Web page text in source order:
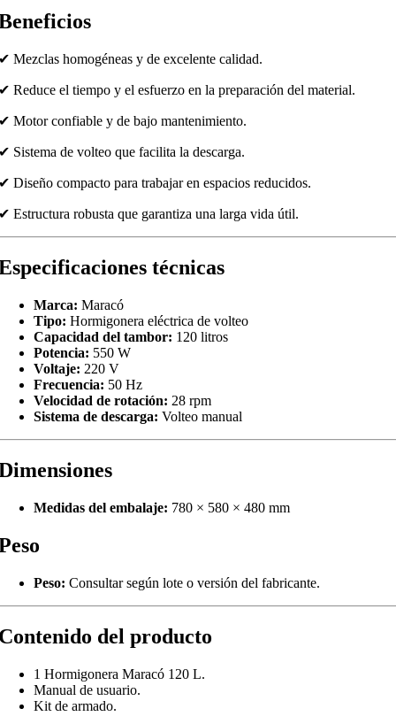
Mezclas homogéneas y de excelente calidad.
Reduce el tiempo y el esfuerzo en la preparación del material.
Motor confiable y de bajo mantenimiento.
Sistema de volteo que facilita la descarga.
Diseño compacto para trabajar en espacios reducidos.
Estructura robusta que garantiza una larga vida útil.
técnicas
Marca: Maracó
Tipo: Hormigonera eléctrica de volteo
Capacidad del tambor: 120 litros
Potencia: 550 W
Voltaje: 220 V
Frecuencia: 50 Hz
Velocidad de rotación: 28 rpm
Sistema de descarga: Volteo manual
Medidas del embalaje: 780 × 580 × 480 mm
Peso: Consultar según lote o versión del fabricante.
del producto
1 Hormigonera Maracó 120 L.
Manual de usuario.
Kit de armado.